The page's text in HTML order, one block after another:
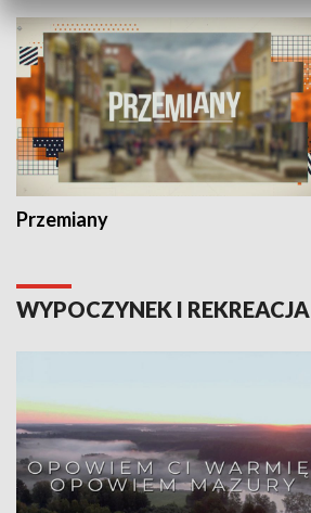
Przemiany
WYPOCZYNEK I REKREACJA